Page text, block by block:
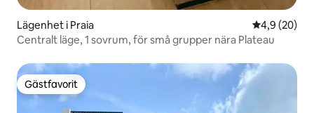
Lägenhet i Praia 4,9 av 5 i
4,9 (20)
Centralt läge, 1 sovrum, för små grupper nära Plateau
Gästfavorit
Gästfavorit